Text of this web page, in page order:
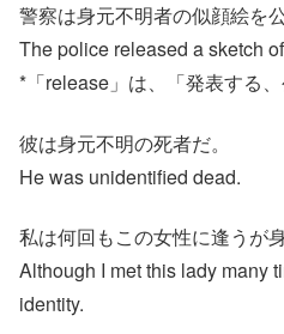
警察は身元不明者の似顔絵を公
The police released a sketch
*「release」は、「発表する、
彼は身元不明の死者だ。
He was unidentified dead.
私は何回もこの女性に逢うが
Although I met this lady many
identity.